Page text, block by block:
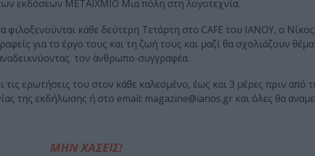
εκδόσεων ΜΕΤΑΙΧΜΙΟ Μια πόλη στη λογοτεχνία.
φιλοξενούνται κάθε δεύτερη Τετάρτη στο CAFE του ΙΑΝΟΥ, ο Νίκος
για το έργο τους και τη ζωή τους και μαζί θα σχολιάζουν
τον άνθρωπο-συγγραφέα.
ερωτήσεις του στον κάθε καλεσμένο, έως και 3 μέρες πριν από
της εκδήλωσης ή στο email: magazine@ianos.gr και όλες θα
ΜΗΝ ΧΑΣΕΙΣ!